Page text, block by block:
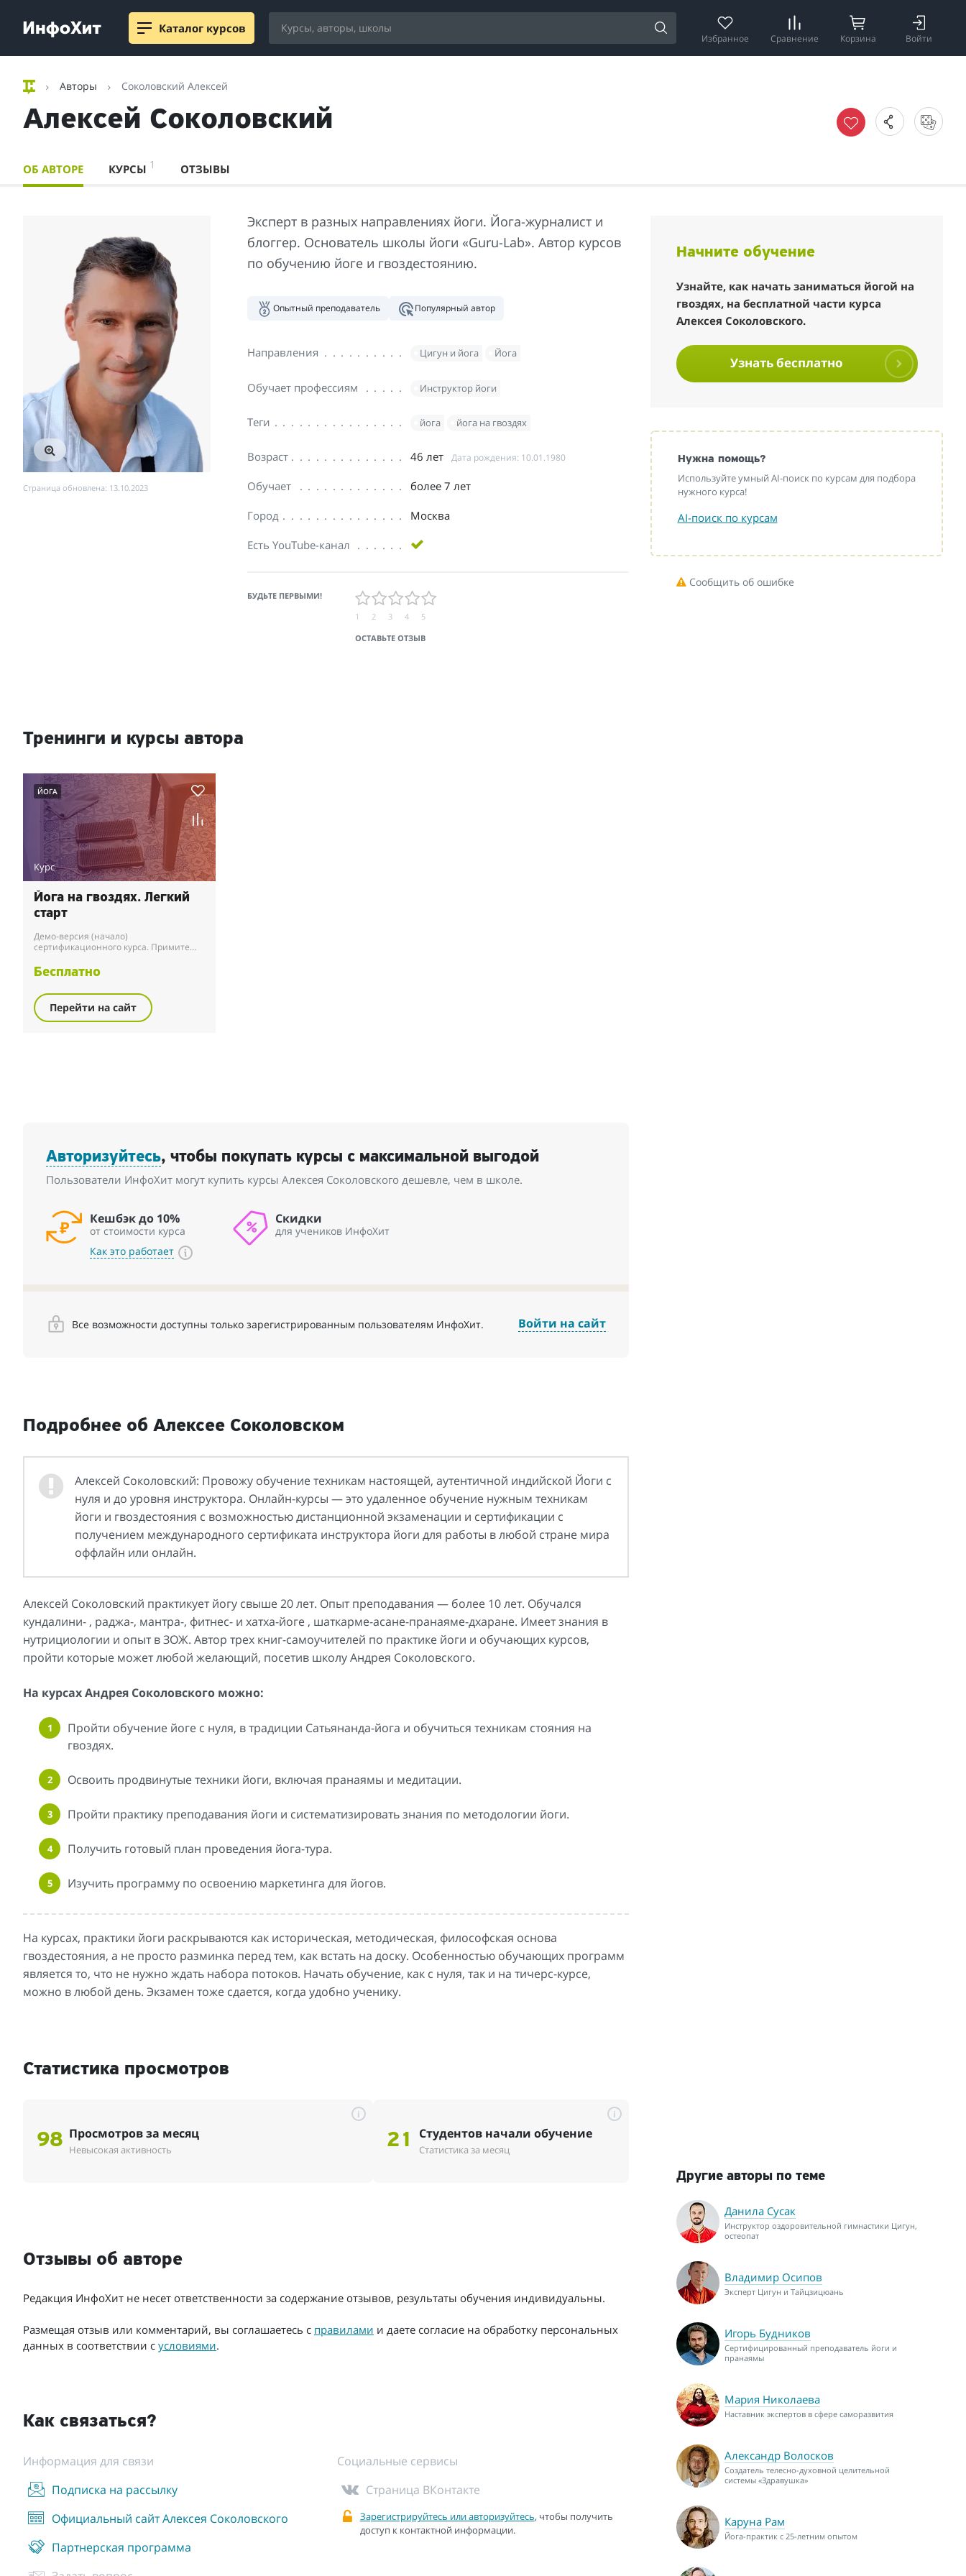
Каталог курсов
Избранное Сравнение Корзина Войти
Авторы Соколовский Алексей
Алексей Соколовский
ОБ АВТОРЕ КУРСЫ 1 ОТЗЫВЫ
Страница обновлена: 13.10.2023
Эксперт в разных направлениях йоги. Йога-журналист и
блоггер. Основатель школы йоги «Guru-Lab». Автор курсов
по обучению йоге и гвоздестоянию.
Опытный преподаватель Популярный автор
Направления Цигун и йога Йога
Обучает профессиям Инструктор йоги
Теги йога йога на гвоздях
Возраст 46 лет Дата рождения: 10.01.1980
Обучает более 7 лет
Город Москва
Есть YouTube-канал
БУДЬТЕ ПЕРВЫМИ!
ОСТАВЬТЕ ОТЗЫВ
1 2 3 4 5
Тренинги и курсы автора
ЙОГА
Курс
Йога на гвоздях. Легкий
старт
Демо-версия (начало)
сертификационного курса. Примите
полезен вам этот курс. Начните
самостоятельно стоять на гвоздях
Бесплатно
Перейти на сайт
Авторизуйтесь, чтобы покупать курсы с максимальной выгодой
Пользователи ИнфоХит могут купить курсы Алексея Соколовского дешевле, чем в школе.
Кешбэк до 10%
от стоимости курса
Как это работает
Скидки
для учеников ИнфоХит
Все возможности доступны только зарегистрированным пользователям ИнфоХит. Войти на сайт
Подробнее об Алексее Соколовском
Алексей Соколовский: Провожу обучение техникам настоящей, аутентичной индийской Йоги с
нуля и до уровня инструктора. Онлайн-курсы — это удаленное обучение нужным техникам
йоги и гвоздестояния с возможностью дистанционной экзаменации и сертификации с
получением международного сертификата инструктора йоги для работы в любой стране мира
оффлайн или онлайн.
Алексей Соколовский практикует йогу свыше 20 лет. Опыт преподавания — более 10 лет. Обучался
кундалини- , раджа-, мантра-, фитнес- и хатха-йоге , шаткарме-асане-пранаяме-дхаране. Имеет знания в
нутрициологии и опыт в ЗОЖ. Автор трех книг-самоучителей по практике йоги и обучающих курсов,
пройти которые может любой желающий, посетив школу Андрея Соколовского.
На курсах Андрея Соколовского можно:
Пройти обучение йоге с нуля, в традиции Сатьянанда-йога и обучиться техникам стояния на
гвоздях.
Освоить продвинутые техники йоги, включая пранаямы и медитации.
Пройти практику преподавания йоги и систематизировать знания по методологии йоги.
Получить готовый план проведения йога-тура.
Изучить программу по освоению маркетинга для йогов.
На курсах, практики йоги раскрываются как историческая, методическая, философская основа
гвоздестояния, а не просто разминка перед тем, как встать на доску. Особенностью обучающих программ
является то, что не нужно ждать набора потоков. Начать обучение, как с нуля, так и на тичерс-курсе,
можно в любой день. Экзамен тоже сдается, когда удобно ученику.
Статистика просмотров
98 Просмотров за месяц
Невысокая активность
i
21 Студентов начали обучение
Статистика за месяц
i
Отзывы об авторе
Редакция ИнфоХит не несет ответственности за содержание отзывов, результаты обучения индивидуальны.
Размещая отзыв или комментарий, вы соглашаетесь с правилами и даете согласие на обработку персональных
данных в соответствии с условиями.
Как связаться?
Информация для связи
Подписка на рассылку
Официальный сайт Алексея Соколовского
Партнерская программа
Социальные сервисы
Страница ВКонтакте
Зарегистрируйтесь или авторизуйтесь, чтобы получить
доступ к контактной информации.
Начните обучение
Узнайте, как начать заниматься йогой на
гвоздях, на бесплатной части курса
Алексея Соколовского.
Узнать бесплатно
Нужна помощь?
Используйте умный AI-поиск по курсам для подбора
нужного курса!
AI-поиск по курсам
Сообщить об ошибке
Другие авторы по теме
Данила Сусак
Инструктор оздоровительной гимнастики Цигун,
остеопат
Владимир Осипов
Эксперт Цигун и Тайцзицюань
Игорь Будников
Сертифицированный преподаватель йоги и
пранаямы
Мария Николаева
Наставник экспертов в сфере саморазвития
Александр Волосков
Создатель телесно-духовной целительной
системы «Здравушка»
Каруна Рам
Йога-практик с 25-летним опытом